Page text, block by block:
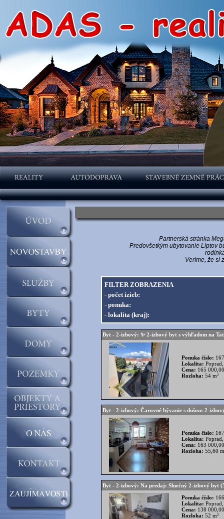
Partnerská stránka
Predovšetkýmubytovanie Liptov
Veríme, že si
FILTER ZOBRAZENIA
- počet izieb:
- ponuka:
- lokalita (kraj):
Byt - 2-izbový: ✨ 2-izbový byt s výhľadom na
Ponuka číslo:
Lokalita:
Cena: 165
Rozloha: 54 m²
Byt - 2-izbový: Čarovné bývanie s dušou: 2-
Ponuka číslo:
Lokalita:
Cena: 163
Rozloha: 55,60
Byt - 2-izbový: Na predaj: Slnečný 2-izbový byt
Ponuka číslo:
Lokalita:
Cena: 138
Rozloha: 52 m²